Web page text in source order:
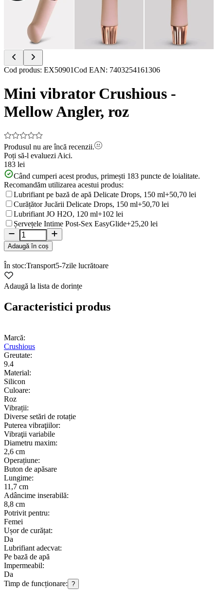
Item
of
12
Cod produs: EX50901Cod EAN: 7403254161306
Mini vibrator Crushious -
Mellow Angler, roz
Produsul nu are încă recenzii.
Poți să-l evaluezi Aici.
183 lei
Când cumperi acest produs, primești 183 puncte de loialitate.
Recomandăm utilizarea acestui produs:
Lubrifiant pe bază de apă Delicate Drops, 150 ml+50,70 lei
Curățător Jucării Delicate Drops, 150 ml+50,70 lei
Lubrifiant JO H2O, 120 ml+102 lei
Șervețele Intime Post-Sex EasyGlide+25,20 lei
Adaugă în coș
În stoc:Transport5-7zile lucrătoare
Adaugă la lista de dorințe
Caracteristici produs
Marcă:
Crushious
Greutate:
9.4
Material:
Silicon
Culoare:
Roz
Vibrații:
Diverse setări de rotație
Puterea vibraţiilor:
Vibraţii variabile
Diametru maxim:
2,6 cm
Operațiune:
Buton de apăsare
Lungime:
11,7 cm
Adâncime inserabilă:
8,8 cm
Potrivit pentru:
Femei
Ușor de curățat:
Da
Lubrifiant adecvat:
Pe bază de apă
Impermeabil:
Da
Timp de funcționare: ?